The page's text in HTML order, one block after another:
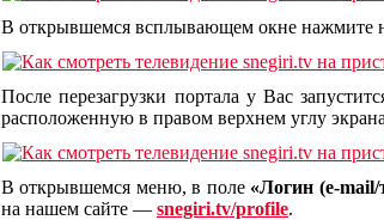
В открывшемся всплывающем окне нажмите
После перезагрузки портала у Вас
расположенную в правом верхнем углу
В открывшемся меню, в поле «Логин (e-mail/
на нашем сайте — snegiri.tv/profile.